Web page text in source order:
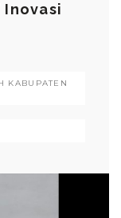
Inovasi
KABUPATEN